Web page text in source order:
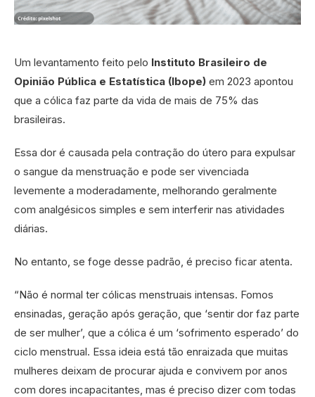
Um levantamento feito pelo Instituto Brasileiro de
Opinião Pública e Estatística (Ibope) em 2023 apontou
que a cólica faz parte da vida de mais de 75% das
brasileiras.
Essa dor é causada pela contração do útero para expulsar
o sangue da menstruação e pode ser vivenciada
levemente a moderadamente, melhorando geralmente
com analgésicos simples e sem interferir nas atividades
diárias.
No entanto, se foge desse padrão, é preciso ficar atenta.
“Não é normal ter cólicas menstruais intensas. Fomos
ensinadas, geração após geração, que ‘sentir dor faz parte
de ser mulher’, que a cólica é um ‘sofrimento esperado’ do
ciclo menstrual. Essa ideia está tão enraizada que muitas
mulheres deixam de procurar ajuda e convivem por anos
com dores incapacitantes, mas é preciso dizer com todas